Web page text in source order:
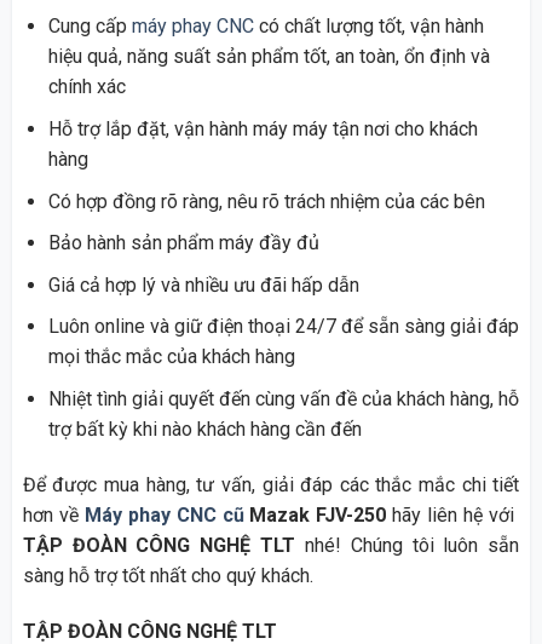
Cung cấp máy phay CNCcó chất lượng tốt, vận hành
hiệu quả, năng suất sản phẩm tốt, an toàn, ổn định và
chính xác
Hỗ trợ lắp đặt, vận hành máy máy tận nơi cho khách
hàng
Có hợp đồng rõ ràng, nêu rõ trách nhiệm của các bên
Bảo hành sản phẩm máy đầy đủ
Giá cả hợp lý và nhiều ưu đãi hấp dẫn
Luôn online và giữ điện thoại 24/7 để sẵn sàng giải đáp
mọi thắc mắc của khách hàng
Nhiệt tình giải quyết đến cùng vấn đề của khách hàng, hỗ
trợ bất kỳ khi nào khách hàng cần đến
Để được mua hàng, tư vấn, giải đáp các thắc mắc chi tiết
hơn về Máy phay CNC cũMazak FJV-250 hãy liên hệ với
TẬP ĐOÀN CÔNG NGHỆ TLT nhé! Chúng tôi luôn sẵn
sàng hỗ trợ tốt nhất cho quý khách.
TẬP ĐOÀN CÔNG NGHỆ TLT